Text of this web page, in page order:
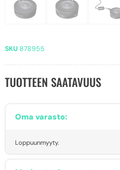
SKU 878955
TUOTTEEN SAATAVUUS
Oma varasto:
Loppuunmyyty.